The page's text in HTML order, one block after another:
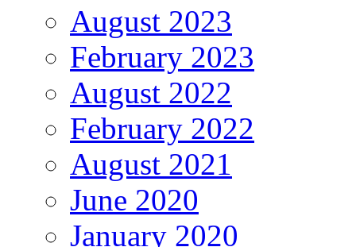
August 2023
February 2023
August 2022
February 2022
August 2021
June 2020
January 2020